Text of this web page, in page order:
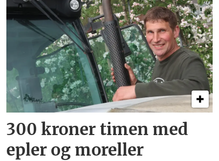
300 kroner timen med
epler og moreller